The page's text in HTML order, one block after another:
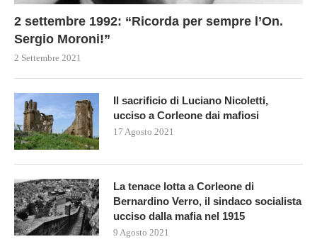
2 settembre 1992: “Ricorda per sempre l’On.
Sergio Moroni!”
2 Settembre 2021
Il sacrificio di Luciano Nicoletti,
ucciso a Corleone dai mafiosi
17 Agosto 2021
La tenace lotta a Corleone di
Bernardino Verro, il sindaco socialista
ucciso dalla mafia nel 1915
9 Agosto 2021